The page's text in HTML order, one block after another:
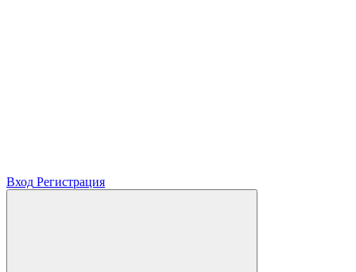
Вход Регистрация